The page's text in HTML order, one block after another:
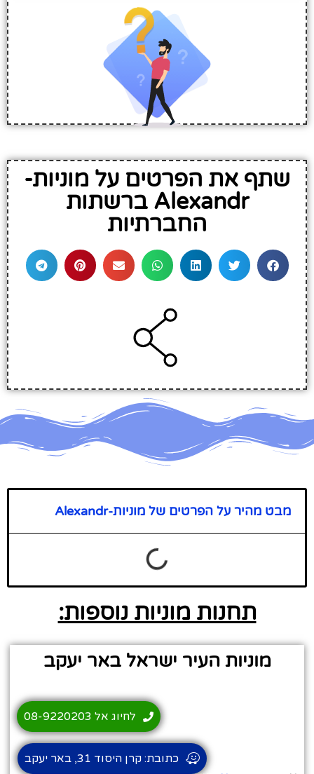
שתף את הפרטים על מוניות-
Alexandr ברשתות
החברתיות
מבט מהיר על הפרטים של מוניות-Alexandr
תחנות מוניות נוספות:
מוניות העיר ישראל באר יעקב
לחיוג אל 08-9220203
כתובת: קרן היסוד 31, באר יעקב